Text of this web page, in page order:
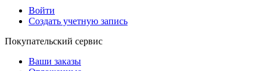
Войти
Создать учетную запись
Покупательский сервис
Ваши заказы